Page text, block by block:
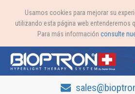
Usamos cookies para mejorar su
utilizando esta página web entenderemos
Para más información consulte